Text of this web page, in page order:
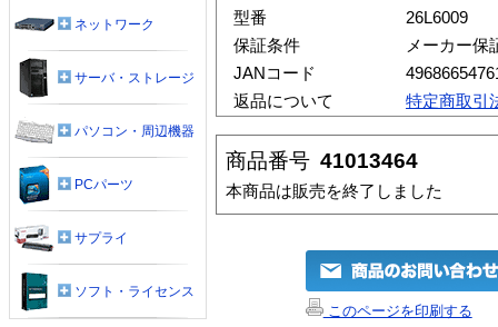
型番
26L6009
保証条件
メーカー保
JANコード
返品について
特定商取引
商品番号 41013464
本商品は販売を終了しました
このページを印刷する
ネットワーク
サーバ・ストレージ
パソコン・周辺機器
PCパーツ
サプライ
ソフト・ライセンス